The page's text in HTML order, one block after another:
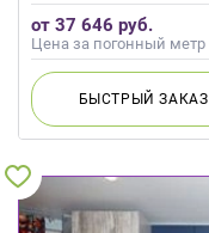
от 37 646 руб.
Цена за погонный метр
БЫСТРЫЙЗАКАЗ